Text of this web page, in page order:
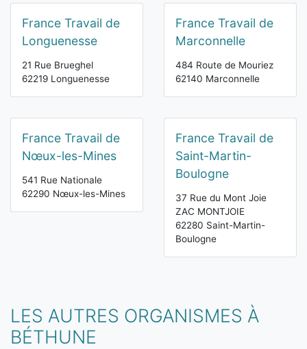
France Travail de
Longuenesse
21 Rue Brueghel
62219 Longuenesse
France Travail de
Marconnelle
484 Route de Mouriez
62140 Marconnelle
France Travail de
Nœux-les-Mines
541 Rue Nationale
62290 Nœux-les-Mines
France Travail de
Saint-Martin-
Boulogne
37 Rue du Mont Joie
ZAC MONTJOIE
62280 Saint-Martin-
Boulogne
LES AUTRES ORGANISMES À
BÉTHUNE